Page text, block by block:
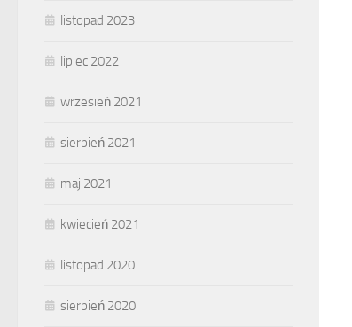
listopad 2023
lipiec 2022
wrzesień 2021
sierpień 2021
maj 2021
kwiecień 2021
listopad 2020
sierpień 2020